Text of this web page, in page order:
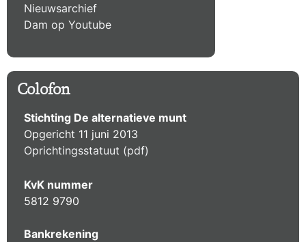
Nieuwsarchief
Dam op Youtube
Colofon
Stichting De alternatieve munt
Opgericht 11 juni 2013
Oprichtingsstatuut (pdf)
KvK nummer
5812 9790
Bankrekening